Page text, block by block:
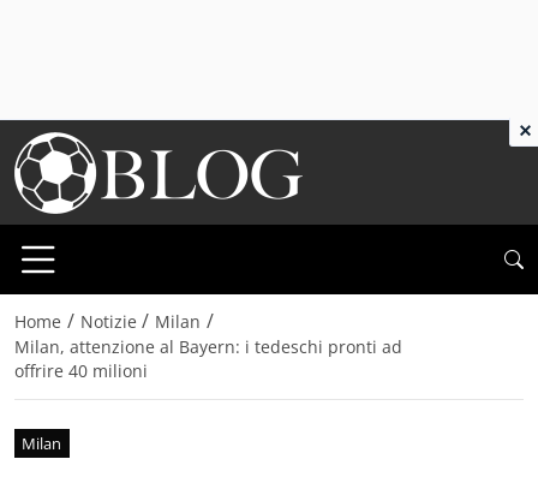
Home / Notizie / Milan /
Milan, attenzione al Bayern: i tedeschi pronti ad
offrire 40 milioni
Milan
×